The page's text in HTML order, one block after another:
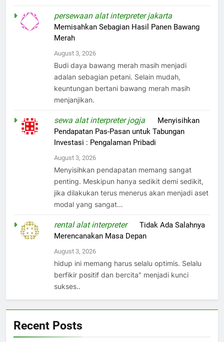
persewaan alat interpreter jakarta
Memisahkan Sebagian Hasil Panen Bawang
Merah
August 3, 2026
Budi daya bawang merah masih menjadi
adalan sebagian petani. Selain mudah,
keuntungan bertani bawang merah masih
menjanjikan.
sewa alat interpreter jogja
Menyisihkan
Pendapatan Pas-Pasan untuk Tabungan
Investasi : Pengalaman Pribadi
August 3, 2026
Menyisihkan pendapatan memang sangat
penting. Meskipun hanya sedikit demi sedikit,
jika dilakukan terus menerus akan menjadi aset
modal yang sangat…
rental alat interpreteronTidak Ada Salahnya
Merencanakan Masa Depan
August 3, 2026
hidup ini memang harus selalu optimis. Selalu
berfikir positif dan bercita" menjadi kunci
sukses..
Recent Posts